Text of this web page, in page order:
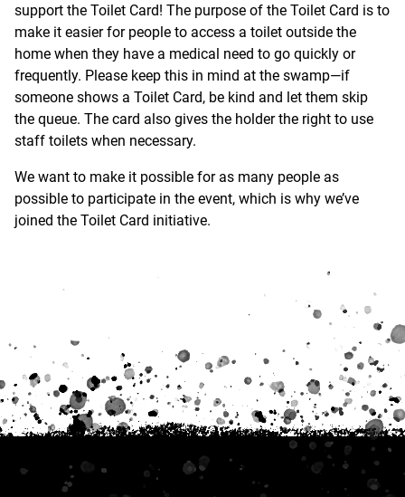
support the Toilet Card! The purpose of the Toilet Card is to
make it easier for people to access a toilet outside the
home when they have a medical need to go quickly or
frequently. Please keep this in mind at the swamp—if
someone shows a Toilet Card, be kind and let them skip
the queue. The card also gives the holder the right to use
staff toilets when necessary.
We want to make it possible for as many people as
possible to participate in the event, which is why we’ve
joined the Toilet Card initiative.